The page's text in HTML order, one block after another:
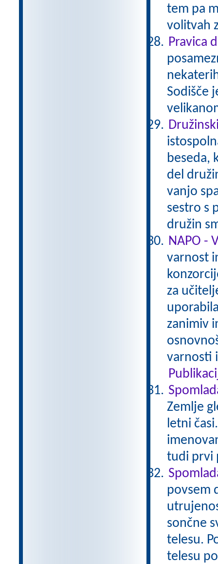
tem pa
volitvah
Pravica
Sodišče
beseda,
del
vanjo
sestro s
družin
NAPO -
varnost
za
zanimiv
varnosti
Zemlje
letni
tudi prvi
povsem
sončne
telesu.
telesu